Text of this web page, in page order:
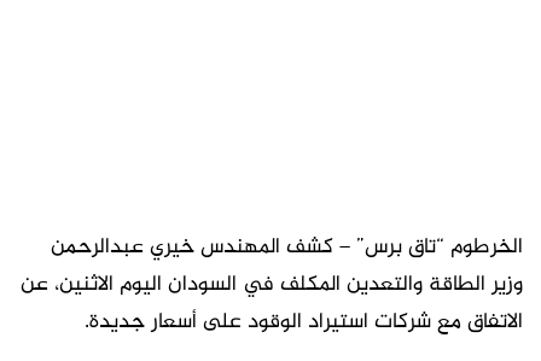
الخرطوم “تاق برس” – كشف المهندس خيري عبدالرحمن
وزير الطاقة والتعدين المكلف في السودان اليوم الاثنين، عن
الاتفاق مع شركات استيراد الوقود على أسعار جديدة.